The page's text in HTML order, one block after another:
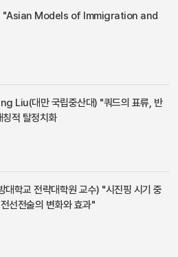
김준엽 기념 학술회의 “세계속의 한국 독립
과학원10월 02일(금)13:30~18:00황민화 정
일본연구센터10월 24일(토) 제14회 동아시아
"Asian Models of Immigration and
Liu(대만 국립중산대) "쿼드의 표류, 반
칭적 탈정치화
대학교 전략대학원 교수) "시진핑 시기 중
선전술의 변화와 효과"